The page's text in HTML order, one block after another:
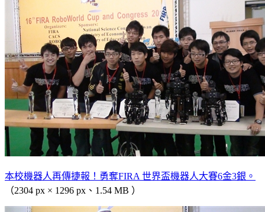
本校機器人再傳捷報！勇奪FIRA 世界盃機器人大賽6金3銀。
（2304 px × 1296 px、1.54 MB ）